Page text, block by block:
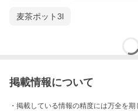
麦茶ポット3l
掲載情報について
・掲載している情報の精度には万全を